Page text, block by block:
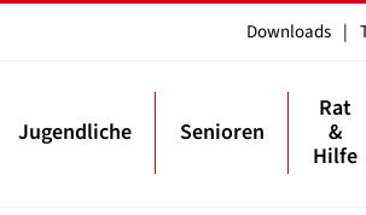
Downloads |
Jugendliche Senioren
Rat
&
Hilfe